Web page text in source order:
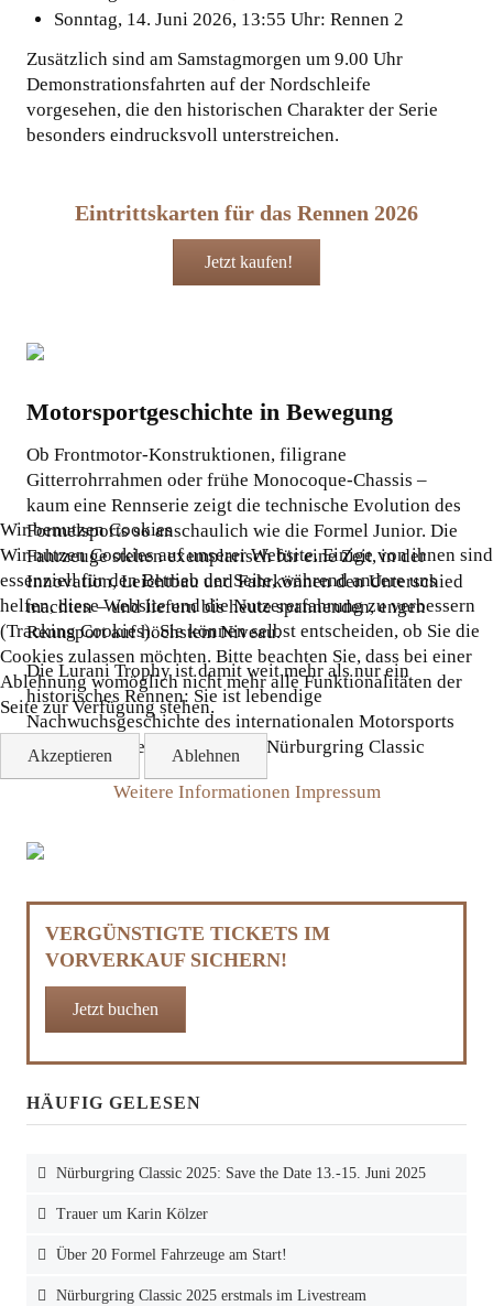
Sonntag, 14. Juni 2026, 13:55 Uhr: Rennen 2
Zusätzlich sind am Samstagmorgen um 9.00 Uhr
Demonstrationsfahrten auf der Nordschleife
vorgesehen, die den historischen Charakter der Serie
besonders eindrucksvoll unterstreichen.
Eintrittskarten für das Rennen 2026
Jetzt kaufen!
Motorsportgeschichte in Bewegung
Ob Frontmotor-Konstruktionen, filigrane
Gitterrohrrahmen oder frühe Monocoque-Chassis –
kaum eine Rennserie zeigt die technische Evolution des
Formelsports so anschaulich wie die Formel Junior. Die
Fahrzeuge stehen exemplarisch für eine Zeit, in der
Innovation, Leichtbau und Fahrkönnen den Unterschied
machten – und liefern bis heute spannenden, engen
Rennsport auf höchstem Niveau.
Die Lurani Trophy ist damit weit mehr als nur ein
historisches Rennen: Sie ist lebendige
Nachwuchsgeschichte des internationalen Motorsports
– und ein echtes Highlight der Nürburgring Classic
2026.
VERGÜNSTIGTE TICKETS IM
VORVERKAUF SICHERN!
Jetzt buchen
HÄUFIG GELESEN
Nürburgring Classic 2025: Save the Date 13.-15. Juni 2025
Trauer um Karin Kölzer
Über 20 Formel Fahrzeuge am Start!
Nürburgring Classic 2025 erstmals im Livestream
Wir benutzen Cookies
Wir nutzen Cookies auf unserer Website. Einige von ihnen sind
essenziell für den Betrieb der Seite, während andere uns
helfen, diese Website und die Nutzererfahrung zu verbessern
(Tracking Cookies). Sie können selbst entscheiden, ob Sie die
Cookies zulassen möchten. Bitte beachten Sie, dass bei einer
Ablehnung womöglich nicht mehr alle Funktionalitäten der
Seite zur Verfügung stehen.
Akzeptieren Ablehnen
Weitere Informationen Impressum